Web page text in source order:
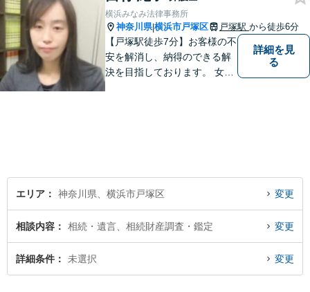
横浜みなみ法律事務所
神奈川県|横浜市戸塚区 戸塚駅 から徒歩6分
【戸塚駅徒歩7分】お客様の不
安を解消し、納得のできる解
決を目指しております。 女性
詳細を見
る
エリア 神奈川県、横浜市戸塚区 変更
相談内容 相続・遺言、相続財産調査・鑑定 変更
詳細条件 未選択 変更